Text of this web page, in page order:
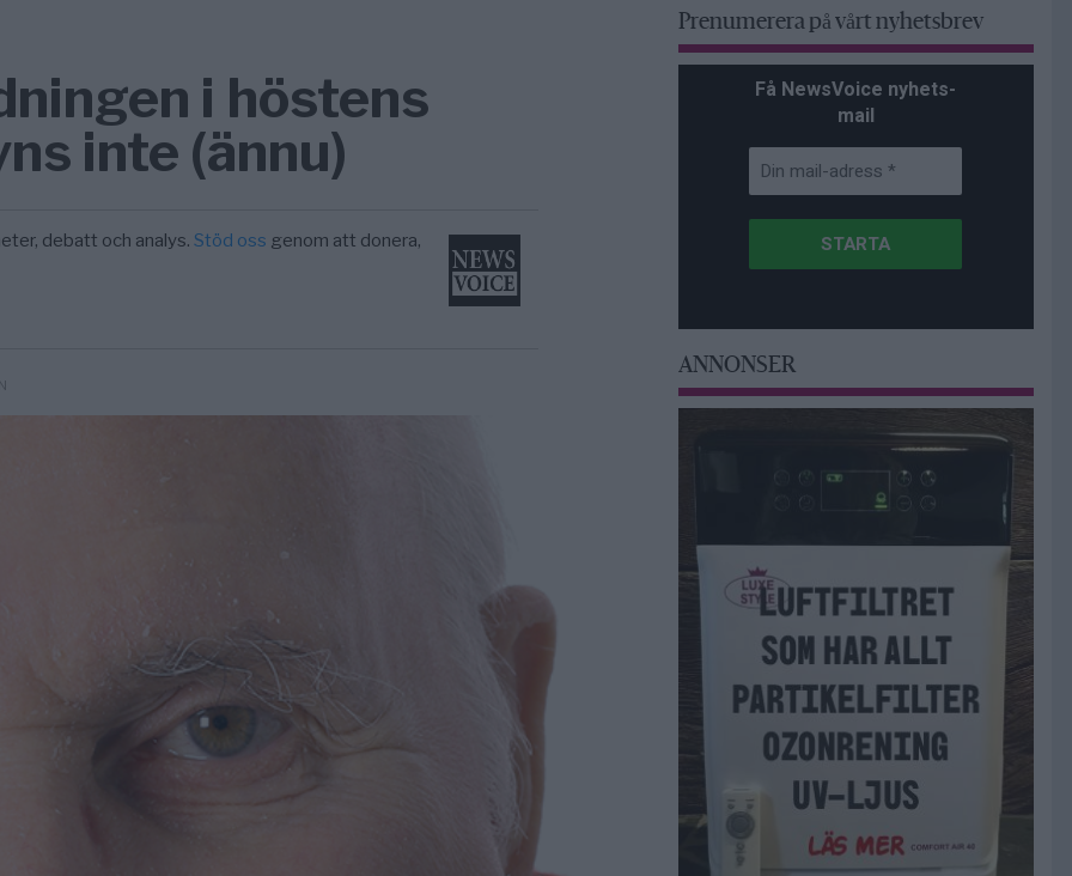
i höstens
inte (ännu)
debatt och analys.Stöd oss genom att donera,
Prenumerera på vårt nyhetsbrev
Få NewsVoice nyhets-
mail
ANNONSER